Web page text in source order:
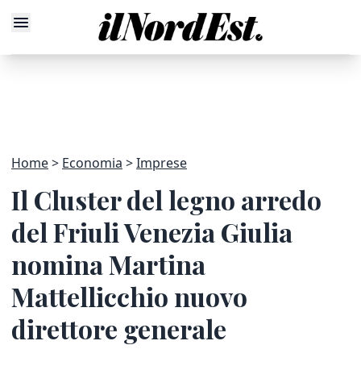
Home Economia Imprese
Il Cluster del legno arredo
del Friuli Venezia Giulia
nomina Martina
Mattellicchio nuovo
direttore generale